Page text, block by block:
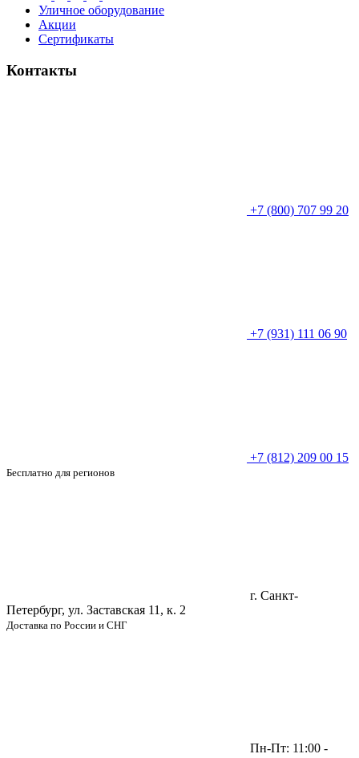
Уличное оборудование
Акции
Сертификаты
Контакты
+7 (800) 707 99 20
+7 (931) 111 06 90
+7 (812) 209 00 15
Бесплатно для регионов
г. Санкт-
Петербург, ул. Заставская 11, к. 2
Доставка по России и СНГ
Пн-Пт: 11:00 -